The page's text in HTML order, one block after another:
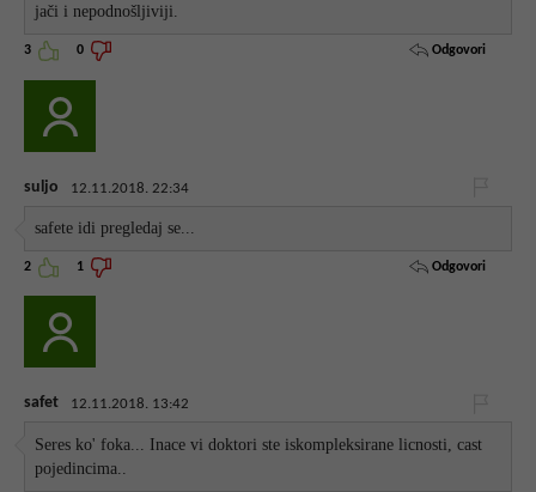
jači i nepodnošljiviji.
3 0 Odgovori
suljo 12.11.2018. 22:34
safete idi pregledaj se...
2 1 Odgovori
safet 12.11.2018. 13:42
Seres ko' foka... Inace vi doktori ste iskompleksirane licnosti, cast
pojedincima..